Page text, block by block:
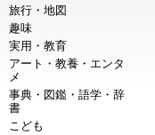
旅行・地図
趣味
実用・教育
アート・教養・エンタ
メ
事典・図鑑・語学・辞
書
こども